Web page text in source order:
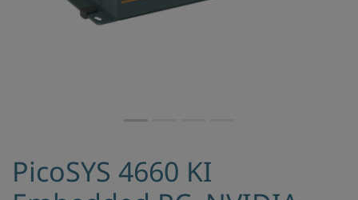
PicoSYS 4660 KI